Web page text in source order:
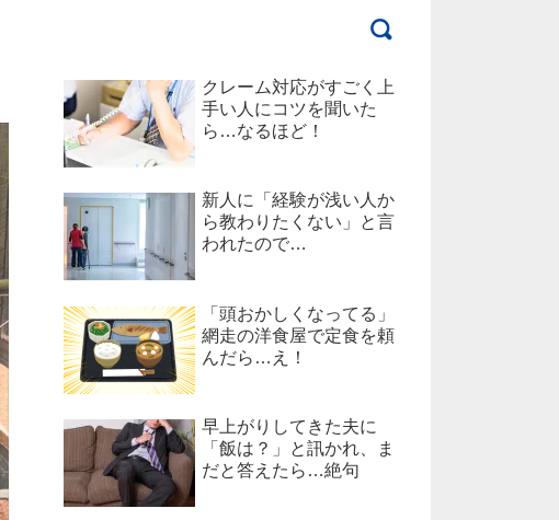
クレーム対応がすごく上
手い人にコツを聞いた
ら…なるほど！
新人に「経験が浅い人か
ら教わりたくない」と言
われたので…
「頭おかしくなってる」
網走の洋食屋で定食を頼
んだら…え！
早上がりしてきた夫に
「飯は？」と訊かれ、ま
だと答えたら…絶句